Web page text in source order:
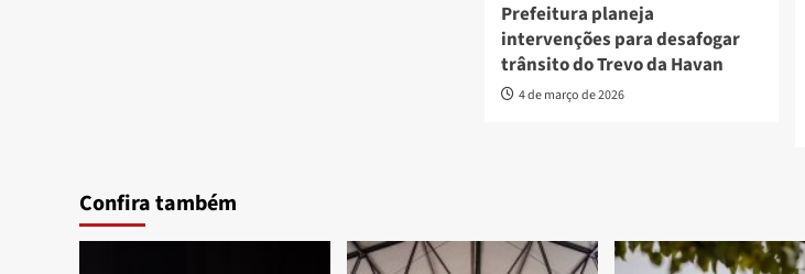
Prefeitura planeja
intervenções para desafogar
trânsito do Trevo da Havan
4 de março de 2026
Confira também